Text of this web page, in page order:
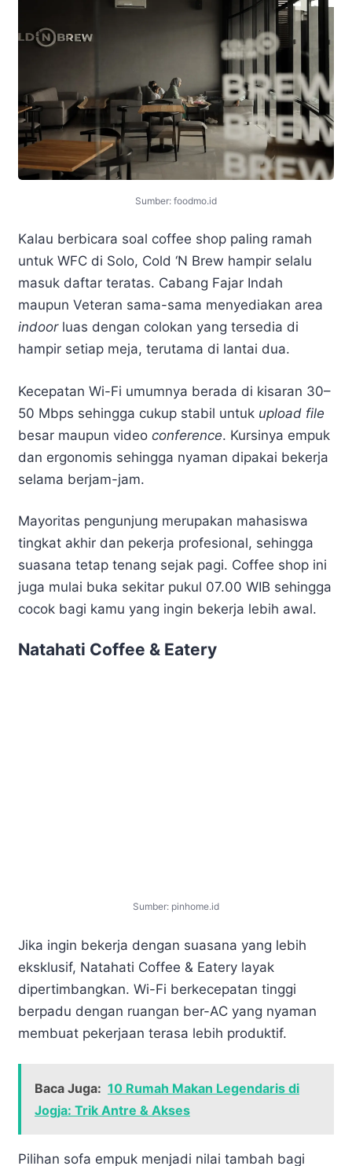
Sumber: foodmo.id
Kalau berbicara soal coffee shop paling ramah
untuk WFC di Solo, Cold ‘N Brew hampir selalu
masuk daftar teratas. Cabang Fajar Indah
maupun Veteran sama-sama menyediakan area
indoorluas dengan colokan yang tersedia di
hampir setiap meja, terutama di lantai dua.
Kecepatan Wi-Fi umumnya berada di kisaran 30–
50 Mbps sehingga cukup stabil untuk upload file
besar maupun video conference. Kursinya empuk
dan ergonomis sehingga nyaman dipakai bekerja
selama berjam-jam.
Mayoritas pengunjung merupakan mahasiswa
tingkat akhir dan pekerja profesional, sehingga
suasana tetap tenang sejak pagi. Coffee shop ini
juga mulai buka sekitar pukul 07.00 WIB sehingga
cocok bagi kamu yang ingin bekerja lebih awal.
Natahati Coffee & Eatery
Sumber: pinhome.id
Jika ingin bekerja dengan suasana yang lebih
eksklusif, Natahati Coffee & Eatery layak
dipertimbangkan. Wi-Fi berkecepatan tinggi
berpadu dengan ruangan ber-AC yang nyaman
membuat pekerjaan terasa lebih produktif.
Baca Juga: 10 Rumah Makan Legendaris di
Jogja: Trik Antre & Akses
Pilihan sofa empuk menjadi nilai tambah bagi